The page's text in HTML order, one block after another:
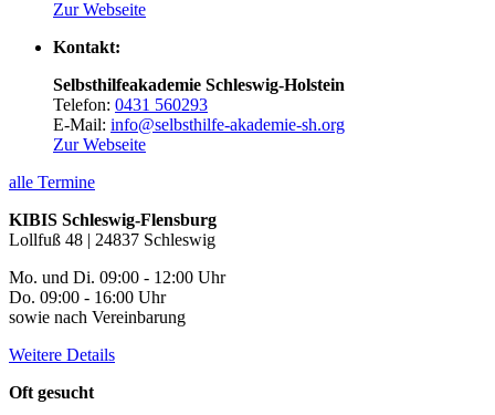
Zur Webseite
Kontakt:
Selbsthilfeakademie Schleswig-Holstein
Telefon: 0431 560293
E-Mail: info@selbsthilfe-akademie-sh.org
Zur Webseite
alle Termine
KIBIS Schleswig-Flensburg
Lollfuß 48 | 24837 Schleswig
Mo. und Di. 09:00 - 12:00 Uhr
Do. 09:00 - 16:00 Uhr
sowie nach Vereinbarung
Weitere Details
Oft gesucht